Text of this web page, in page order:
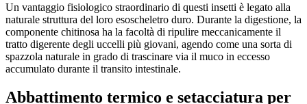
Un vantaggio fisiologico straordinario di questi insetti è legato alla
naturale struttura del loro esoscheletro duro. Durante la digestione, la
componente chitinosa ha la facoltà di ripulire meccanicamente il
tratto digerente degli uccelli più giovani, agendo come una sorta di
spazzola naturale in grado di trascinare via il muco in eccesso
accumulato durante il transito intestinale.
Abbattimento termico e setacciatura per